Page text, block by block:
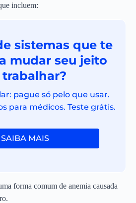
incluem:
sistemas que te
mudar seu jeito
pague só pelo que usar.
para médicos. Teste grátis.
SAIBA MAIS
forma comum de anemia causada